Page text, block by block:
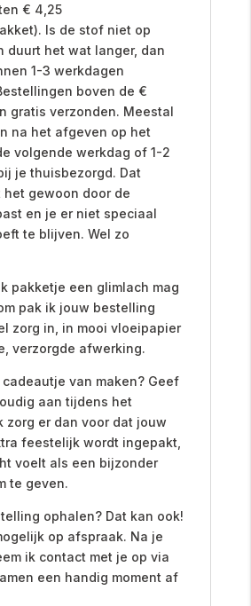
€ 4,25
Is de stof niet op
duurt het wat langer, dan
1-3 werkdagen
boven de €
gratis verzonden. Meestal
na het afgeven op het
volgende werkdag of 1-2
je thuisbezorgd. Dat
gewoon door de
en je er niet speciaal
te blijven. Wel zo
pakketje een glimlach mag
pak ik jouw bestelling
zorg in, in mooi vloeipapier
verzorgde afwerking.
van maken? Geef
aan tijdens het
zorg er dan voor dat jouw
feestelijk wordt ingepakt,
voelt als een bijzonder
te geven.
ophalen? Dat kan ook!
op afspraak. Na je
ik contact met je op via
een handig moment af